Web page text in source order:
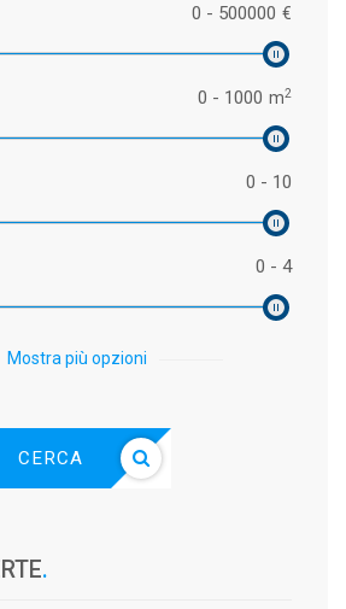
€
0 - 500000
m2
0 - 1000
0 - 10
0 - 4
Mostra più opzioni
CERCA
.